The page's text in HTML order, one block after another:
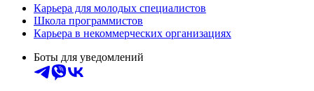
Карьера для молодых специалистов
Школа программистов
Карьера в некоммерческих организациях
Боты для уведомлений